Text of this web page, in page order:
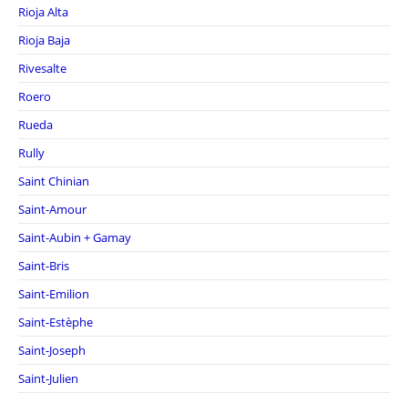
Rioja Alta
Rioja Baja
Rivesalte
Roero
Rueda
Rully
Saint Chinian
Saint-Amour
Saint-Aubin + Gamay
Saint-Bris
Saint-Emilion
Saint-Estèphe
Saint-Joseph
Saint-Julien